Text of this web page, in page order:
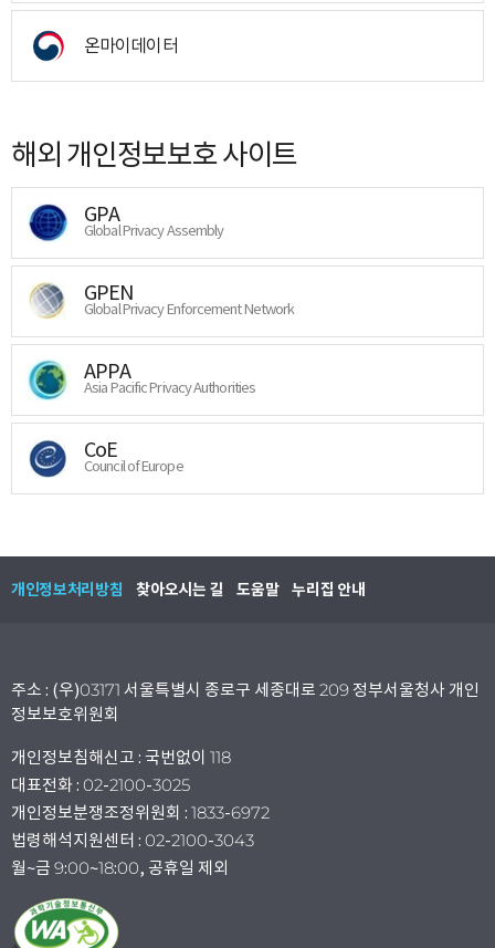
온마이데이터
해외 개인정보보호 사이트
GPA
Global Privacy Assembly
GPEN
Global Privacy Enforcement Network
APPA
Asia Pacific Privacy Authorities
CoE
Council of Europe
개인정보처리방침 찾아오시는 길 도움말 누리집 안내
주소 : (우)03171 서울특별시 종로구 세종대로 209 정부서울청사 개인
정보보호위원회
개인정보침해신고 : 국번없이 118
대표전화 : 02-2100-3025
개인정보분쟁조정위원회 : 1833-6972
법령해석지원센터 : 02-2100-3043
월~금 9:00~18:00, 공휴일 제외